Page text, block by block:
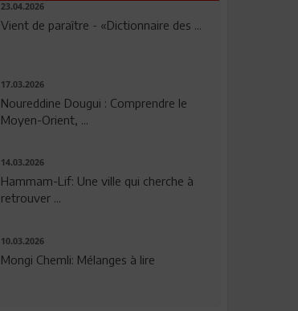
23.04.2026
Vient de paraître - «Dictionnaire des ...
17.03.2026
Noureddine Dougui : Comprendre le
Moyen-Orient, ...
14.03.2026
Hammam-Lif: Une ville qui cherche à
retrouver ...
10.03.2026
Mongi Chemli: Mélanges à lire